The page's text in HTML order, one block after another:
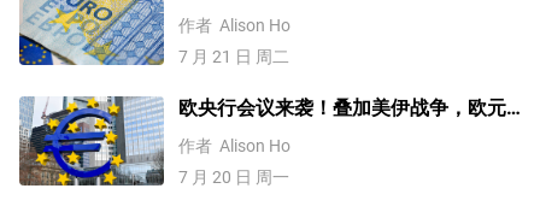
9月可能加息？
作者 Alison Ho
7 月 21 日 周二
欧央行会议来袭！叠加美伊战争，欧元
何去何从？【外汇周报】
作者 Alison Ho
7 月 20 日 周一